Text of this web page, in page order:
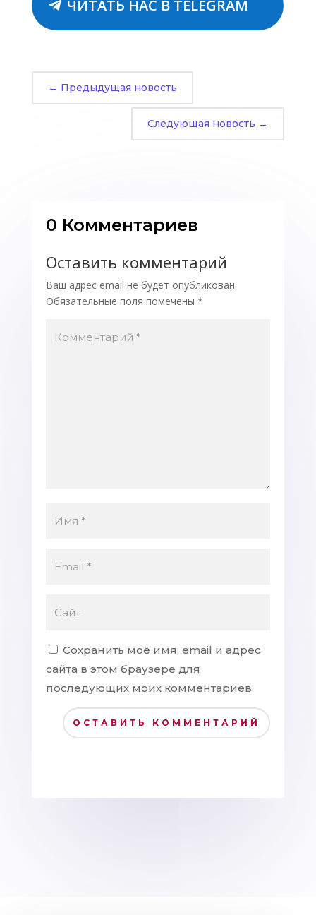
ЧИТАТЬ НАС В TELEGRAM
← Предыдущая новость
Следующая новость →
0 Комментариев
Оставить комментарий
Ваш адрес email не будет опубликован.
Обязательные поля помечены *
Сохранить моё имя, email и адрес
сайта в этом браузере для
последующих моих комментариев.
ОСТАВИТЬ КОММЕНТАРИЙ